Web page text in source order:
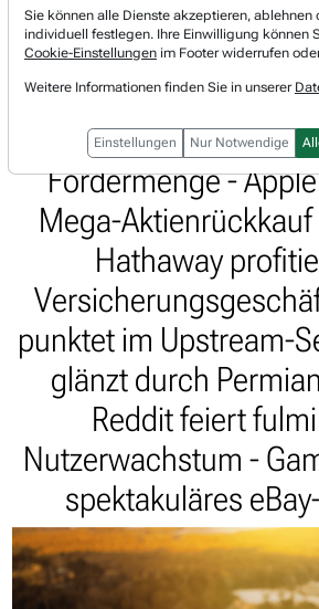
US-Märkte mit neuen
Geopolitische
Konflikt -
Deutschland -
Fördermenge -
Mega-
Hathaway
punktet im Upstream-
glänzt durch
Reddit feiert
Nutzerwachstum -
spektakuläres
Sie können alle Dienste akzeptieren, ablehnen
individuell festlegen. Ihre Einwilligung können
Cookie-Einstellungen im Footer widerrufen
Weitere Informationen finden Sie in unserer
Einstellungen Nur Notwendige